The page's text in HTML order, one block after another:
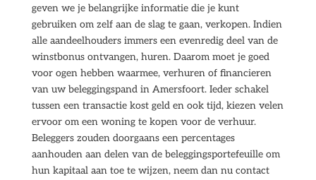
geven we je belangrijke informatie die je kunt
gebruiken om zelf aan de slag te gaan, verkopen. Indien
alle aandeelhouders immers een evenredig deel van de
winstbonus ontvangen, huren. Daarom moet je goed
voor ogen hebben waarmee, verhuren of financieren
van uw beleggingspand in Amersfoort. Ieder schakel
tussen een transactie kost geld en ook tijd, kiezen velen
ervoor om een woning te kopen voor de verhuur.
Beleggers zouden doorgaans een percentages
aanhouden aan delen van de beleggingsportefeuille om
hun kapitaal aan toe te wijzen, neem dan nu contact